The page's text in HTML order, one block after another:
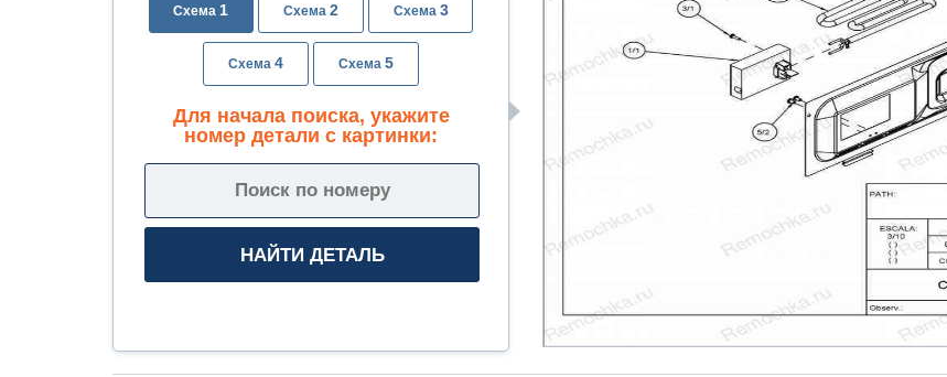
1 2 3
4 5
Для начала поиска, укажите
номер детали с картинки: